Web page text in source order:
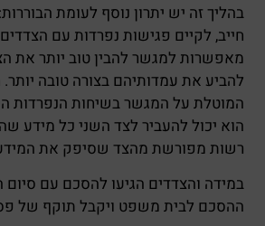
בהליך זה יש יתרון נוסף לעומת
חייב, לקיים פגישות נפרדות עם
מאפשרות למגשר להבין טוב יותר את
להביע את עמדותיהם בצורה טובה יותר.
המוטלת על המגשר בשיחות הנפרדות
הוא יכול להעביר לצד השני כל מידע
רשות מפורשת מהצד שסיפק את
במידה והצדדים הגיעו להסכם עם סיום
ההסכם לבית משפט ויקבל תוקף של